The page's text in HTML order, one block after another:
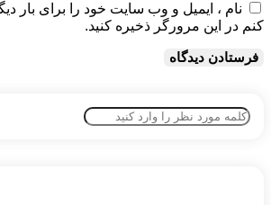
نام ، ایمیل و وب سایت خود را برای بار
کنم در این مرورگر ذخیره کنید.
Search
for: